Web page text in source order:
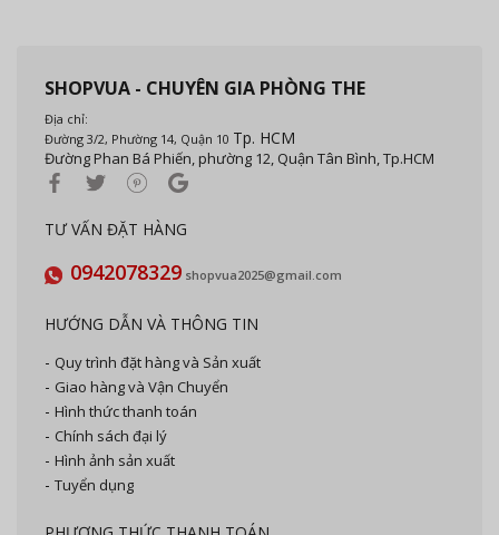
SHOPVUA - CHUYÊN GIA PHÒNG THE
Địa chỉ:
Đường 3/2, Phường 14, Quận 10 Tp. HCM
Đường Phan Bá Phiến, phường 12, Quận Tân Bình, Tp.HCM
TƯ VẤN ĐẶT HÀNG
0942078329 shopvua2025@gmail.com
HƯỚNG DẪN VÀ THÔNG TIN
Quy trình đặt hàng và Sản xuất
Giao hàng và Vận Chuyển
Hình thức thanh toán
Chính sách đại lý
Hình ảnh sản xuất
Tuyển dụng